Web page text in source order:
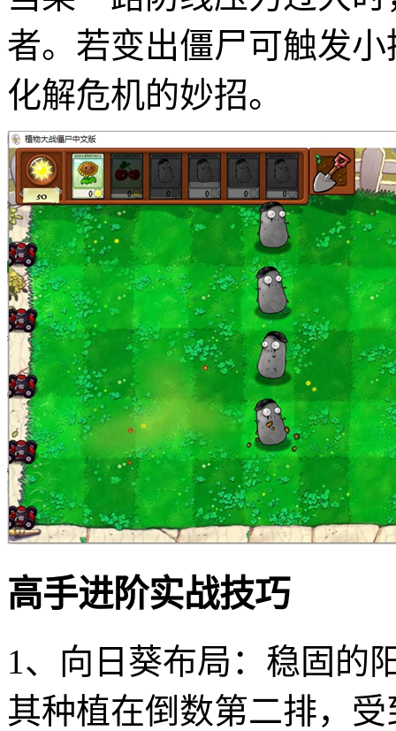
者。若变出僵尸可触发
化解危机的妙招。
高手进阶实战技巧
1、向日葵布局：稳固的
其种植在倒数第二排，